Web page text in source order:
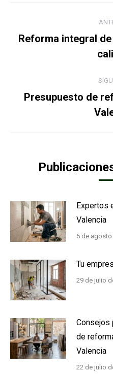
entre
Reforma integral
Presupuesto de
Expertos
Valencia
5 de agosto
Tu
29 de julio
Consejos
de
Valencia
22 de julio